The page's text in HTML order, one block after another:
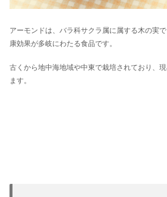
アーモンドは、バラ科サクラ属に属する木の実
康効果が多岐にわたる食品です。
古くから地中海地域や中東で栽培されており、
ます。